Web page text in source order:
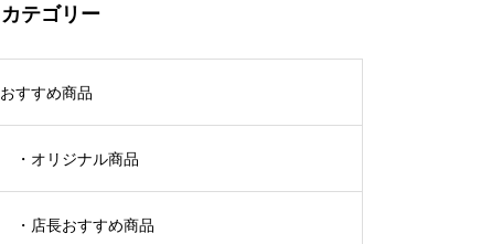
カテゴリー
おすすめ商品
・オリジナル商品
・店長おすすめ商品